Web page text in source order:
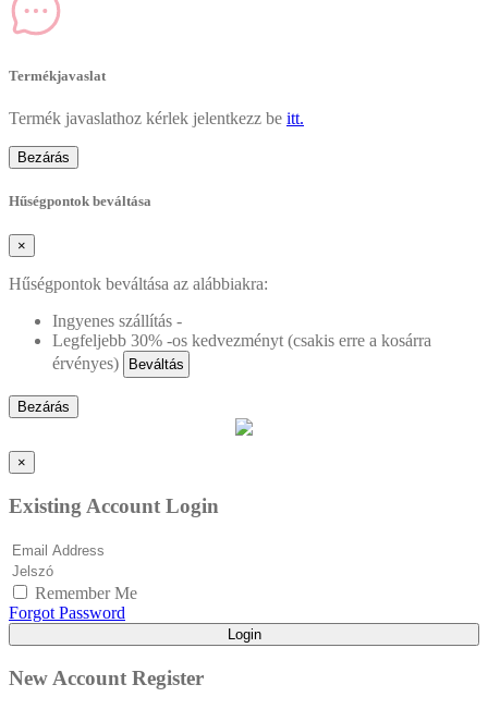
Termékjavaslat
Termék javaslathoz kérlek jelentkezz be itt.
Bezárás
Hűségpontok beváltása
×
Hűségpontok beváltása az alábbiakra:
Ingyenes szállítás -
Legfeljebb 30% -os kedvezményt (csakis erre a kosárra
érvényes)
Beváltás
Bezárás
×
Existing Account Login
Remember Me
Forgot Password
Login
New Account Register